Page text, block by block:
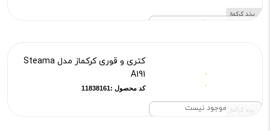
موجود نیست
برند کرکماز
موجود نیست برند کرکماز
کتری و قوری کرکماز مدل Steama
A191
کد محصول :11838161